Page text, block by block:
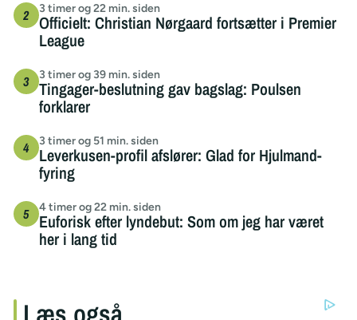
3 timer og 22 min. siden
Officielt: Christian Nørgaard fortsætter i Premier
League
3 timer og 39 min. siden
Tingager-beslutning gav bagslag: Poulsen
forklarer
3 timer og 51 min. siden
Leverkusen-profil afslører: Glad for Hjulmand-
fyring
4 timer og 22 min. siden
Euforisk efter lyndebut: Som om jeg har været
her i lang tid